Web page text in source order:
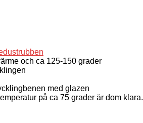
och ca 125-150 grader
med glazen
på ca 75 grader är dom klara.